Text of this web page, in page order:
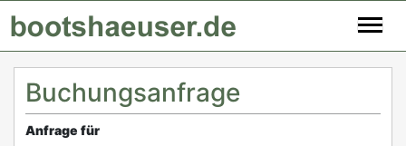
Buchungsanfrage
Anfrage für